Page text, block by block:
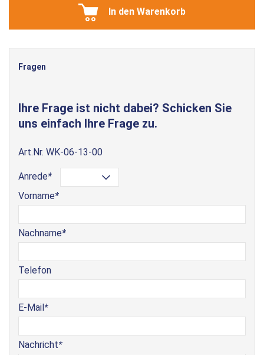
In den Warenkorb
Fragen
Ihre Frage ist nicht dabei? Schicken Sie
uns einfach Ihre Frage zu.
Art.Nr. WK-06-13-00
Anrede*
Vorname*
Nachname*
Telefon
E-Mail*
Nachricht*